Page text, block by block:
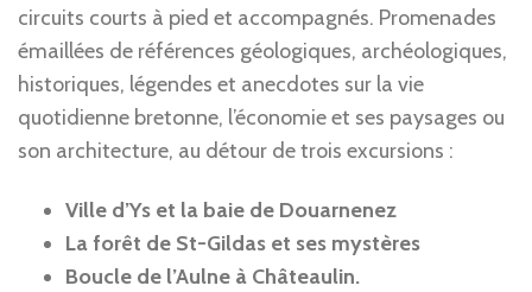
circuits courts à pied et accompagnés. Promenades
émaillées de références géologiques, archéologiques,
historiques, légendes et anecdotes sur la vie
quotidienne bretonne, l’économie et ses paysages ou
son architecture, au détour de trois excursions :
Ville d’Ys et la baie de Douarnenez
La forêt de St-Gildas et ses mystères
Boucle de l’Aulne à Châteaulin.